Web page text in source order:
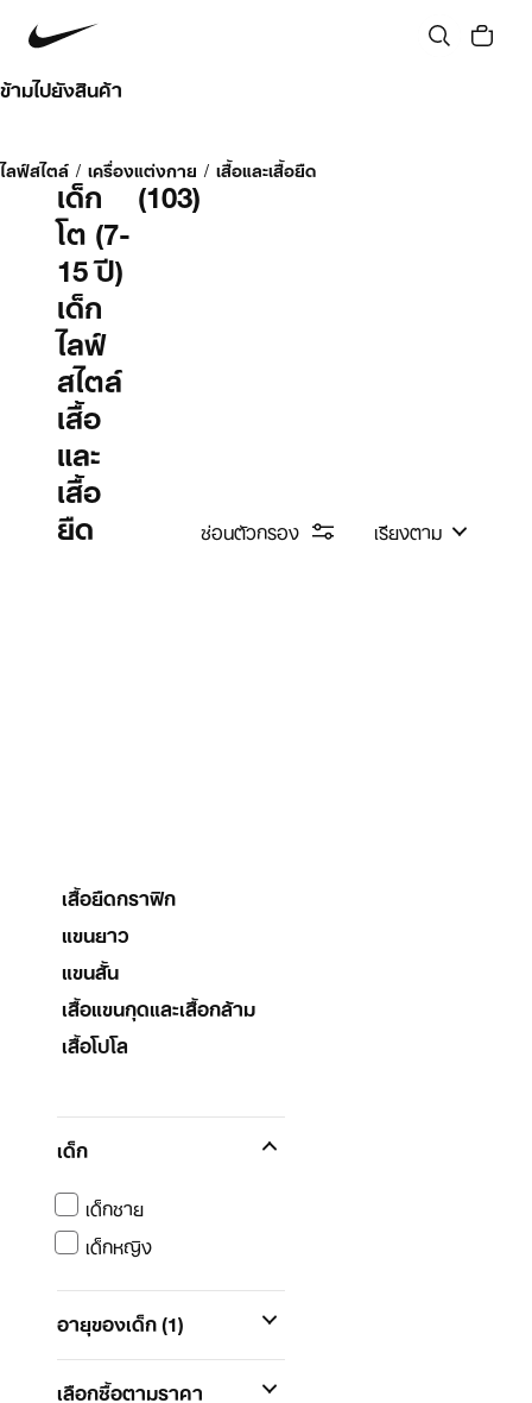
ข้ามไปยังสินค้า
ไลฟ์สไตล์ / เครื่องแต่งกาย / เสื้อและเสื้อยืด
เด็ก
โต (7-
15 ปี)
เด็ก
ไลฟ์
สไตล์
เสื้อ
และ
เสื้อ
ยืด
(103)
ซ่อนตัวกรอง เรียงตาม
เสื้อยืดกราฟิก
แขนยาว
แขนสั้น
เสื้อแขนกุดและเสื้อกล้าม
เสื้อโปโล
เด็ก
เด็กชาย
เด็กหญิง
อายุของเด็ก(1)
เลือกซื้อตามราคา